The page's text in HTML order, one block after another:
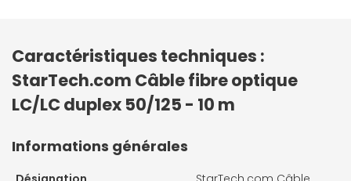
Caractéristiques techniques :
StarTech.com Câble fibre optique
LC/LC duplex 50/125 - 10 m
Informations générales